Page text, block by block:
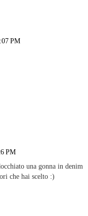
PM
PM
una gonna in denim
che hai scelto :)